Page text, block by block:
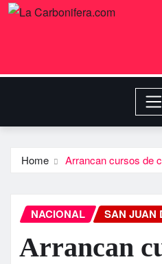
Home Arrancan cursos de
NACIONAL SAN JUAN
Arrancan